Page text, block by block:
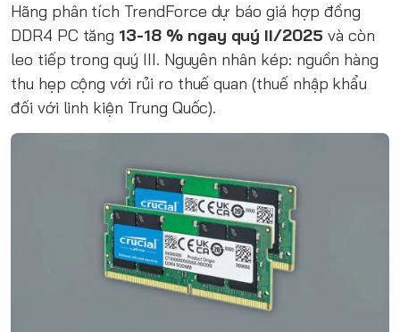
Hãng phân tích TrendForce dự báo giá hợp đồng
DDR4 PC tăng 13-18 % ngay quý II/2025 và còn
leo tiếp trong quý III. Nguyên nhân kép: nguồn hàng
thu hẹp cộng với rủi ro thuế quan (thuế nhập khẩu
đối với linh kiện Trung Quốc).